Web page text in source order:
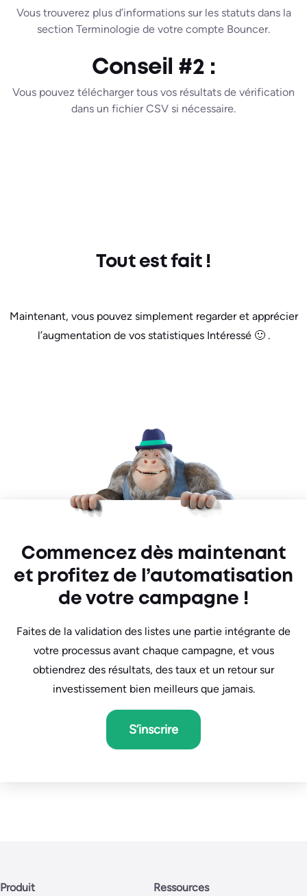
Vous trouverez plus d’informations sur les statuts dans la
section Terminologie de votre compte Bouncer.
Conseil #2 :
Vous pouvez télécharger tous vos résultats de vérification
dans un fichier CSV si nécessaire.
Tout est fait !
Maintenant, vous pouvez simplement regarder et apprécier
l’augmentation de vos statistiques Intéressé 🙂 .
Commencez dès maintenant
et profitez de l’automatisation
de votre campagne !
Faites de la validation des listes une partie intégrante de
votre processus avant chaque campagne, et vous
obtiendrez des résultats, des taux et un retour sur
investissement bien meilleurs que jamais.
S’inscrire
Produit Ressources